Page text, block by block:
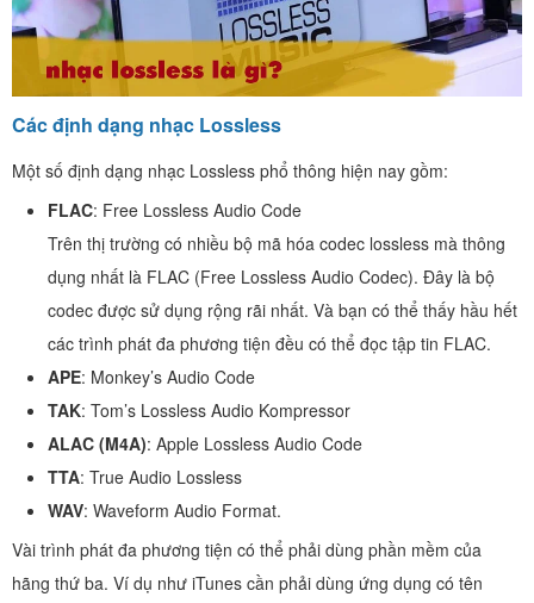
Các định dạng nhạc Lossless
Một số định dạng nhạc Lossless phổ thông hiện nay gồm:
FLAC: Free Lossless Audio Code
Trên thị trường có nhiều bộ mã hóa codec lossless mà thông
dụng nhất là FLAC (Free Lossless Audio Codec). Đây là bộ
codec được sử dụng rộng rãi nhất. Và bạn có thể thấy hầu hết
các trình phát đa phương tiện đều có thể đọc tập tin FLAC.
APE: Monkey’s Audio Code
TAK: Tom’s Lossless Audio Kompressor
ALAC (M4A): Apple Lossless Audio Code
TTA: True Audio Lossless
WAV: Waveform Audio Format.
Vài trình phát đa phương tiện có thể phải dùng phần mềm của
hãng thứ ba. Ví dụ như iTunes cần phải dùng ứng dụng có tên